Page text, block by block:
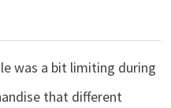
was a bit limiting during
that different